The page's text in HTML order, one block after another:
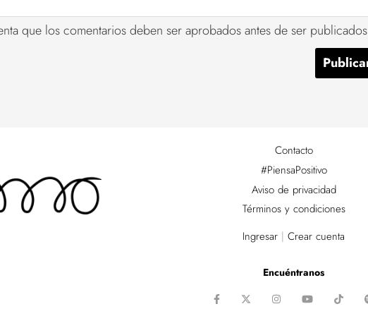
que los comentarios deben ser aprobados antes de ser publicados
Contacto
#PiensaPositivo
Aviso de privacidad
Términos y condiciones
Ingresar |Crear cuenta
Encuéntranos